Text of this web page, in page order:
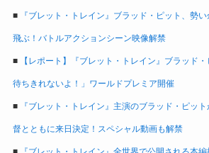
■ 『ブレット・トレイン』ブラッド・ピット、勢
飛ぶ！バトルアクションシーン映像解禁
■ 【レポート】『ブレット・トレイン』ブラッド
待ちきれないよ！」ワールドプレミア開催
■ 『ブレット・トレイン』主演のブラッド・ピッ
督とともに来日決定！スペシャル動画も解禁